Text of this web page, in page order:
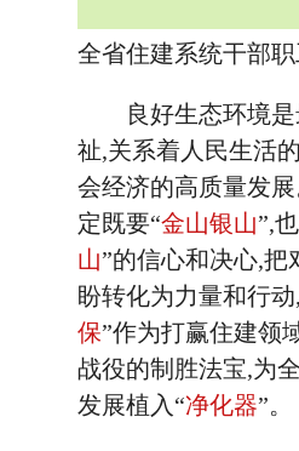
全省住建系统干部职
良好生态环境是
祉,关系着人民生活
会经济的高质量发
定既要“金山银山”,
山”的信心和决心,把
盼转化为力量和行动
保”作为打赢住建领
战役的制胜法宝,为
发展植入“净化器”。